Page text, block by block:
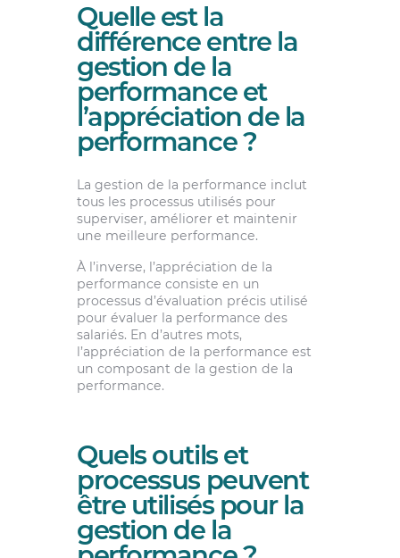
Quelle est la
différence entre la
gestion de la
performance et
l’appréciation de la
performance ?
La gestion de la performance inclut
tous les processus utilisés pour
superviser, améliorer et maintenir
une meilleure performance.
À l’inverse, l’appréciation de la
performance consiste en un
processus d’évaluation précis utilisé
pour évaluer la performance des
salariés. En d’autres mots,
l’appréciation de la performance est
un composant de la gestion de la
performance.
Quels outils et
processus peuvent
être utilisés pour la
gestion de la